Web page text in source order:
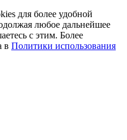
для более удобной
любое дальнейшее
с этим. Более
в Политики использования